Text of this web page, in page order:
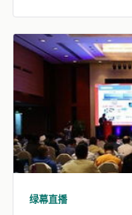
绿幕直播